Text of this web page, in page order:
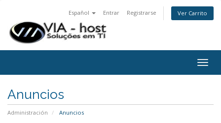
Español Entrar Registrarse Ver Carrito
Anuncios
Administración Anuncios